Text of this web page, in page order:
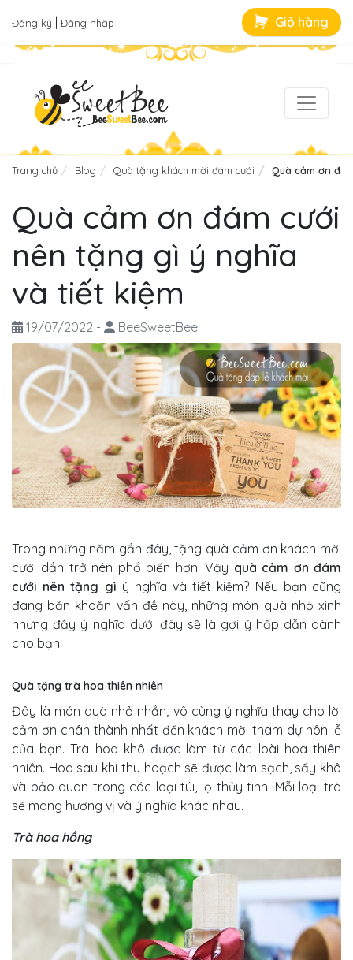
Đăng ký Đăng nhập Giỏ hàng
Trang chủ Blog Quà tặng khách mời đám cưới Quà cảm ơn
Quà cảm ơn đám cưới
nên tặng gì ý nghĩa
và tiết kiệm
19/07/2022 - BeeSweetBee
Trong những năm gần đây, tặng quà cảm ơn khách mời
cưới dần trở nên phổ biến hơn. Vậy quà cảm ơn đám
cưới nên tặng gì ý nghĩa và tiết kiệm? Nếu bạn cũng
đang băn khoăn vấn đề này, những món quà nhỏ xinh
nhưng đầy ý nghĩa dưới đây sẽ là gợi ý hấp dẫn dành
cho bạn.
Quà tặng trà hoa thiên nhiên
Đây là món quà nhỏ nhắn, vô cùng ý nghĩa thay cho lời
cảm ơn chân thành nhất đến khách mời tham dự hôn lễ
của bạn. Trà hoa khô được làm từ các loài hoa thiên
nhiên. Hoa sau khi thu hoạch sẽ được làm sạch, sấy khô
và bảo quan trong các loại túi, lọ thủy tinh. Mỗi loại trà
sẽ mang hương vị và ý nghĩa khác nhau.
Trà hoa hồng